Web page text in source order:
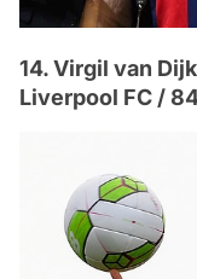
14. Virgil van
Liverpool FC /